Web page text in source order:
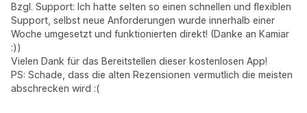
Bzgl. Support: Ich hatte selten so einen schnellen und flexiblen
Support, selbst neue Anforderungen wurde innerhalb einer
Woche umgesetzt und funktionierten direkt! (Danke an Kamiar
:))
Vielen Dank für das Bereitstellen dieser kostenlosen App!
PS: Schade, dass die alten Rezensionen vermutlich die meisten
abschrecken wird :(